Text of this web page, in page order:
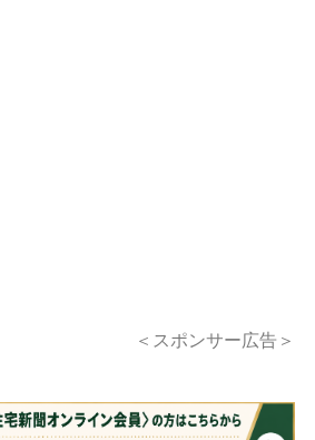
＜スポンサー広告＞